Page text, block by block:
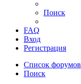
Поиск
FAQ
Вход
Регистрация
Список форумов
Поиск